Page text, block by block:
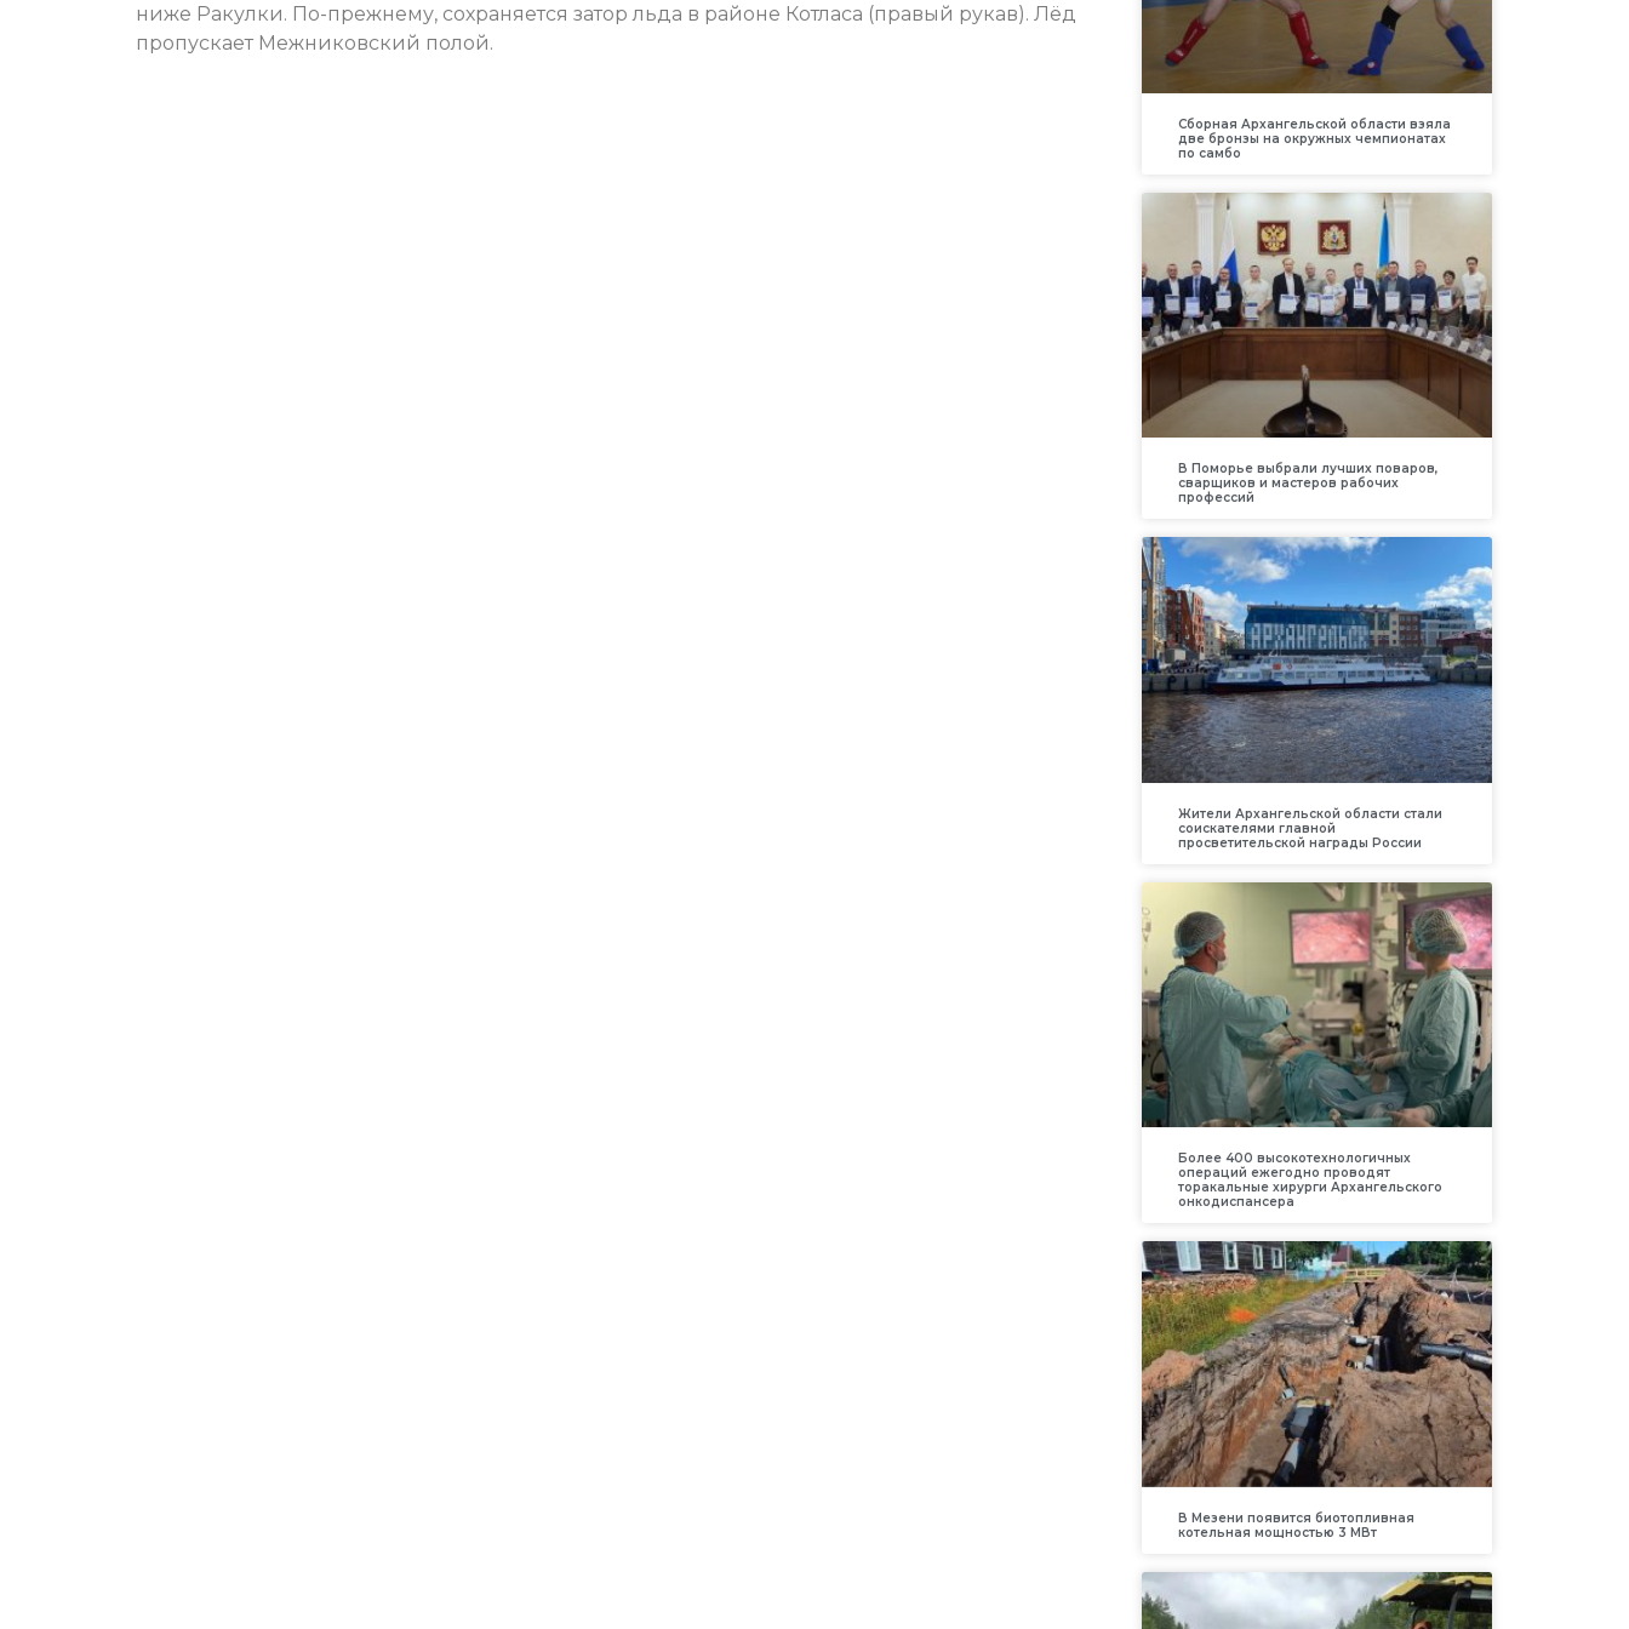
ниже Ракулки. По-прежнему, сохраняется затор льда в районе Котласа (правый рукав). Лёд
пропускает Межниковский полой.
Сборная Архангельской области взяла
две бронзы на окружных чемпионатах
по самбо
В Поморье выбрали лучших поваров,
сварщиков и мастеров рабочих
профессий
Жители Архангельской области стали
соискателями главной
просветительской награды России
Более 400 высокотехнологичных
операций ежегодно проводят
торакальные хирурги Архангельского
онкодиспансера
В Мезени появится биотопливная
котельная мощностью 3 МВт